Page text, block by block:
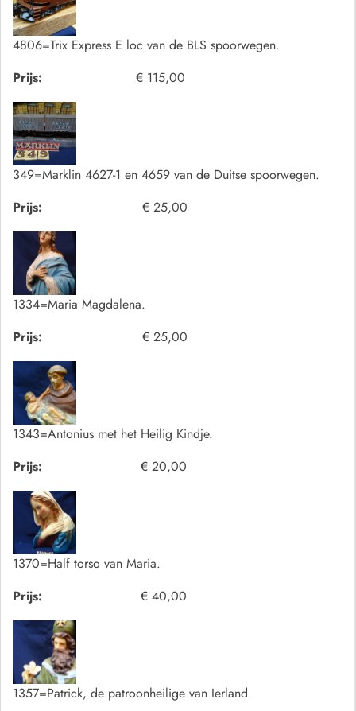
4806=Trix Express E loc van de BLS spoorwegen.
Prijs:
€ 115,00
349=Marklin 4627-1 en 4659 van de Duitse spoorwegen.
Prijs:
€ 25,00
1334=Maria Magdalena.
Prijs:
€ 25,00
1343=Antonius met het Heilig Kindje.
Prijs:
€ 20,00
1370=Half torso van Maria.
Prijs:
€ 40,00
1357=Patrick, de patroonheilige van Ierland.